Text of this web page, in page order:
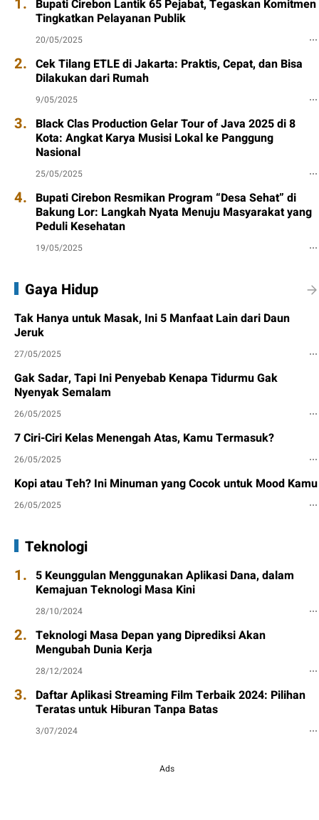
Bupati Cirebon Lantik 65 Pejabat, Tegaskan Komitmen
Tingkatkan Pelayanan Publik
20/05/2025
2. Cek Tilang ETLE di Jakarta: Praktis, Cepat, dan Bisa
Dilakukan dari Rumah
9/05/2025
3. Black Clas Production Gelar Tour of Java 2025 di 8
Kota: Angkat Karya Musisi Lokal ke Panggung
Nasional
25/05/2025
4. Bupati Cirebon Resmikan Program “Desa Sehat” di
Bakung Lor: Langkah Nyata Menuju Masyarakat yang
Peduli Kesehatan
19/05/2025
Gaya Hidup
Tak Hanya untuk Masak, Ini 5 Manfaat Lain dari Daun
Jeruk
27/05/2025
Gak Sadar, Tapi Ini Penyebab Kenapa Tidurmu Gak
Nyenyak Semalam
26/05/2025
7 Ciri-Ciri Kelas Menengah Atas, Kamu Termasuk?
26/05/2025
Kopi atau Teh? Ini Minuman yang Cocok untuk Mood Kamu
26/05/2025
Teknologi
1. 5 Keunggulan Menggunakan Aplikasi Dana, dalam
Kemajuan Teknologi Masa Kini
28/10/2024
2. Teknologi Masa Depan yang Diprediksi Akan
Mengubah Dunia Kerja
28/12/2024
3. Daftar Aplikasi Streaming Film Terbaik 2024: Pilihan
Teratas untuk Hiburan Tanpa Batas
3/07/2024
Ads